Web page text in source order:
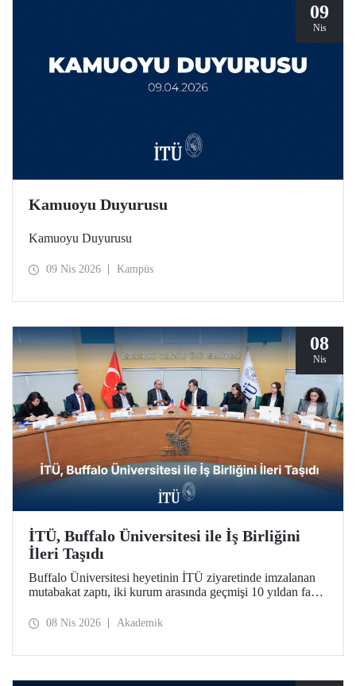
09
Nis
Kamuoyu Duyurusu
Kamuoyu Duyurusu
09 Nis 2026 Kampüs
08
Nis
İTÜ, Buffalo Üniversitesi ile İş Birliğini
İleri Taşıdı
Buffalo Üniversitesi heyetinin İTÜ ziyaretinde imzalanan
mutabakat zaptı, iki kurum arasında geçmişi 10 yıldan fazla
08 Nis 2026 Akademik